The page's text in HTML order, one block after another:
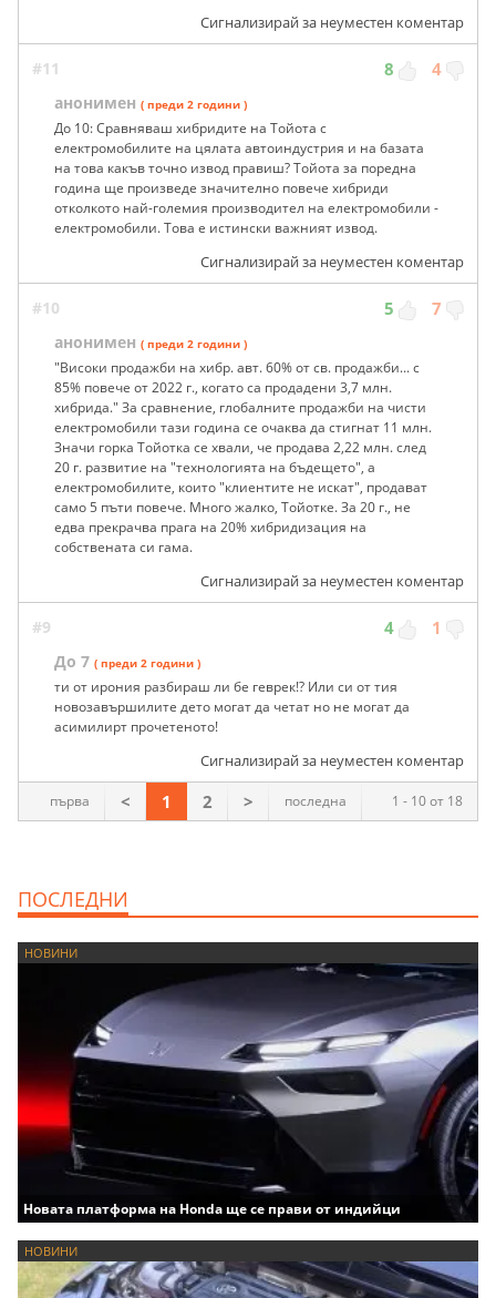
Сигнализирай за неуместен коментар
#11 8 4
анонимен ( преди 2 години )
До 10: Сравняваш хибридите на Тойота с
електромобилите на цялата автоиндустрия и на базата
на това какъв точно извод правиш? Тойота за поредна
година ще произведе значително повече хибриди
отколкото най-големия производител на електромобили -
електромобили. Това е истински важният извод.
Сигнализирай за неуместен коментар
#10 5 7
анонимен ( преди 2 години )
"Високи продажби на хибр. авт. 60% от св. продажби... с
85% повече от 2022 г., когато са продадени 3,7 млн.
хибрида." За сравнение, глобалните продажби на чисти
електромобили тази година се очаква да стигнат 11 млн.
Значи горка Тойотка се хвали, че продава 2,22 млн. след
20 г. развитие на "технологията на бъдещето", а
електромобилите, които "клиентите не искат", продават
само 5 пъти повече. Много жалко, Тойотке. За 20 г., не
едва прекрачва прага на 20% хибридизация на
собствената си гама.
Сигнализирай за неуместен коментар
#9 4 1
До 7 ( преди 2 години )
ти от ирония разбираш ли бе геврек!? Или си от тия
новозавършилите дето могат да четат но не могат да
асимилирт прочетеното!
Сигнализирай за неуместен коментар
1 - 10 от 18
първа < 1 2 > последна
ПОСЛЕДНИ
НОВИНИ
Новата платформа на Honda ще се прави от индийци
НОВИНИ